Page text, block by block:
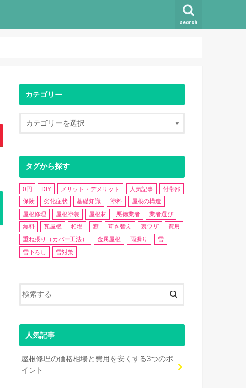
search
カテゴリー
タグから探す
0円 DIY メリット・デメリット 人気記事
付帯部
保険
劣化症状 基礎知識 塗料
屋根の構造
屋根修理
屋根塗装 屋根材 悪徳業者
業者選び
無料
瓦屋根 相場 窓 葺き替え 裏ワザ
費用
重ね張り（カバー工法）
金属屋根 雨漏り
雪
雪下ろし
雪対策
人気記事
屋根修理の価格相場と費用を安くする3つのポ
イント